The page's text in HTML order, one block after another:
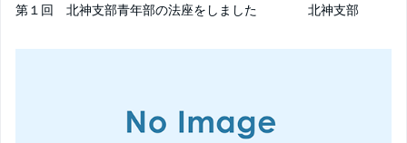
第１回 北神支部青年部の法座をしました 北神支部